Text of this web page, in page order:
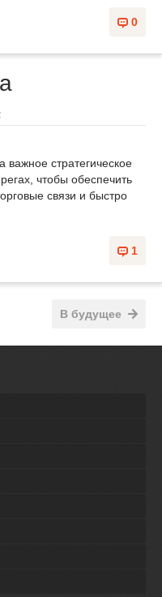
0
важное стратегическое
чтобы обеспечить
связи и быстро
1
В будущее